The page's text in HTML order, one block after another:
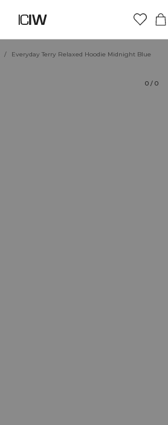
/ Everyday Terry Relaxed Hoodie Midnight Blue
0 / 0